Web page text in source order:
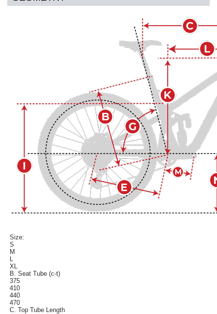
Size:
S
M
L
XL
B. Seat Tube (c-t)
375
410
440
470
C. Top Tube Length